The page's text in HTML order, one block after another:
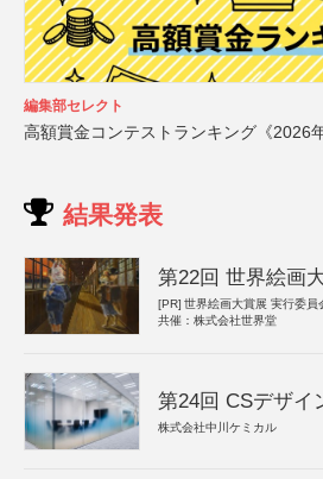
編集部セレクト
高額賞金コンテストランキング《2026年
結果発表
第22回 世界絵画
[PR] 世界絵画大賞展 実行委員
共催：株式会社世界堂
第24回 CSデザイ
株式会社中川ケミカル